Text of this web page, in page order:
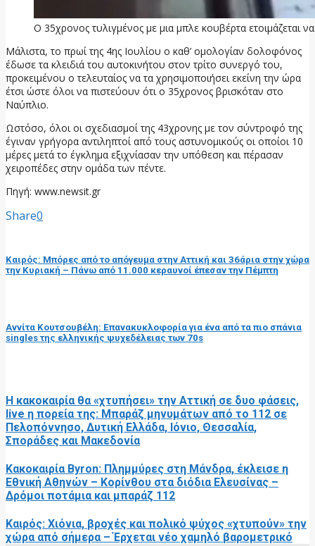
Ο 35χρονος τυλιγμένος με μια μπλε κουβέρτα ετοιμάζεται
Μάλιστα, το πρωί της 4ης Ιουλίου ο καθ’ ομολογίαν δολοφόνος
έδωσε τα κλειδιά του αυτοκινήτου στον τρίτο συνεργό του,
προκειμένου ο τελευταίος να τα χρησιμοποιήσει εκείνη την ώρα
έτσι ώστε όλοι να πιστεύουν ότι ο 35χρονος βρισκόταν στο
Ναύπλιο.
Ωστόσο, όλοι οι σχεδιασμοί της 43χρονης με τον σύντροφό της
έγιναν γρήγορα αντιληπτοί από τους αστυνομικούς οι οποίοι 10
μέρες μετά το έγκλημα εξιχνίασαν την υπόθεση και πέρασαν
χειροπέδες στην ομάδα των πέντε.
Πηγή: www.newsit.gr
Share0
Καιρός: Μπόρες από το απόγευμα στην Αττική και 36άρια στην χώρα
την Κυριακή – Πάνω από 11.000 κεραυνοί έπεσαν την Πέμπτη
Αννίτα Κουτσουβέλη: Επανακυκλοφορία για ένα από τα πιο σπάνια
singles της ελληνικής ψυχεδέλειας των 70s
Η κακοκαιρία θα «χτυπήσει» την Αττική σε δυο φάσεις,
live η πορεία της: Μπαράζ μηνυμάτων από το 112 σε
Πελοπόννησο, Δυτική Ελλάδα, Ιόνιο, Θεσσαλία,
Σποράδες και Μακεδονία
Κακοκαιρία Byron: Πλημμύρες στη Μάνδρα, έκλεισε η
Εθνική Αθηνών – Κορίνθου στα διόδια Ελευσίνας –
Δρόμοι ποτάμια και μπαράζ 112
Καιρός: Χιόνια, βροχές και πολικό ψύχος «χτυπούν» την
χώρα από σήμερα – Έρχεται νέο χαμηλό βαρομετρικό